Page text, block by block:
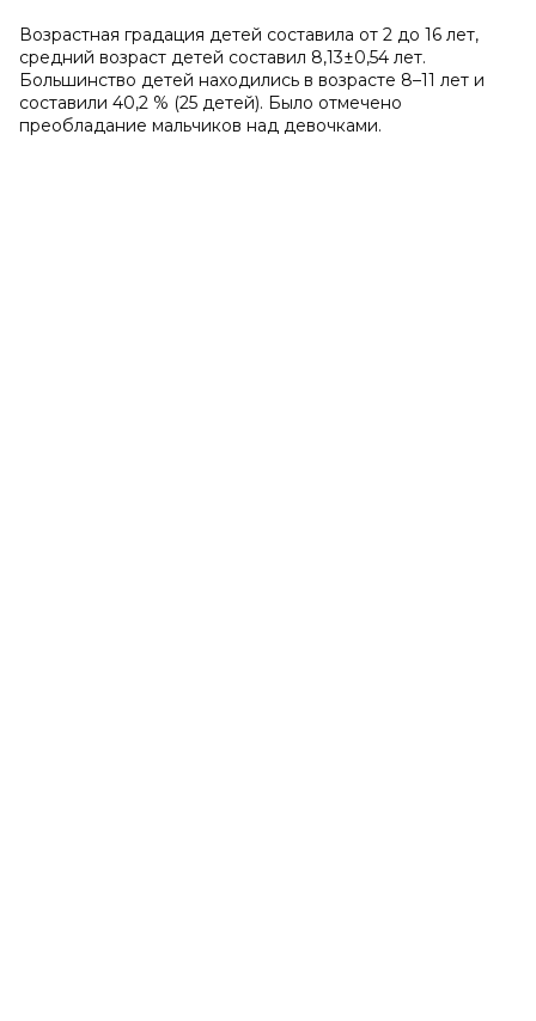
Возрастная градация детей составила от 2 до 16 лет,
средний возраст детей составил 8,13±0,54 лет.
Большинство детей находились в возрасте 8–11 лет и
составили 40,2 % (25 детей). Было отмечено
преобладание мальчиков над девочками.